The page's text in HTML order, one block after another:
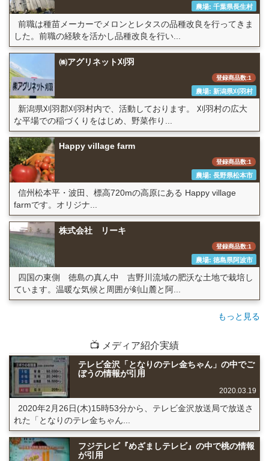
農場: 千葉県長生村
前職は種苗メーカーでメロンとレタスの品種改良を行ってきま
した。前職の経験を活かし品種改良を行い...
㈱アグリネット刈羽
登録商品数:1
農場: 新潟県刈羽村
新潟県刈羽郡刈羽村内で、活動しております。 刈羽村の広大
な平場での稲づくりをはじめ、野菜作り...
Happy village farm
登録商品数:1
農場: 長野県松本市
信州松本平・波田、標高720mの高原にある Happy village
farmです。オリジナ...
株式会社 リーキ
登録商品数:1
農場: 徳島県阿波市
四国の東側 徳島の真ん中 吉野川流域の肥沃な土地で栽培し
ています。温暖な気候と周囲が剣山麓と阿...
もっと見る
📺 メディア紹介実績
テレビ金沢「となりのテレ金ちゃん」の中でご
ぼうの情報が引用
2020.03.19
2020年2月26日(木)15時53分から、テレビ金沢放送局で放送さ
れた「となりのテレ金ちゃん...
フジテレビ『めざましテレビ』の中で桃の情報
が引用